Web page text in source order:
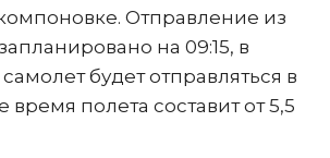
Отправление из
на 09:15, в
будет отправляться в
время полета составит от 5,5